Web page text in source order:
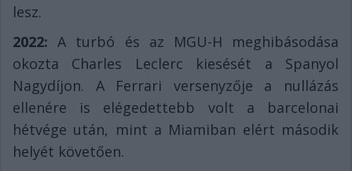
lesz.
2022:A turbó és az MGU-H meghibásodása
okozta Charles Leclerc kiesését a Spanyol
Nagydíjon. A Ferrari versenyzője a nullázás
ellenére is elégedettebb volt a barcelonai
hétvége után, mint a Miamiban elért második
helyét követően.